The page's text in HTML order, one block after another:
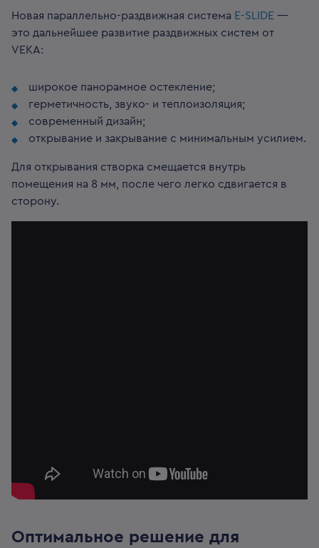
Новая параллельно-раздвижная система E-SLIDE —
это дальнейшее развитие раздвижных систем от
VEKA:
широкое панорамное остекление;
герметичность, звуко- и теплоизоляция;
современный дизайн;
открывание и закрывание с минимальным усилием.
Для открывания створка смещается внутрь
помещения на 8 мм, после чего легко сдвигается в
сторону.
Оптимальное решение для